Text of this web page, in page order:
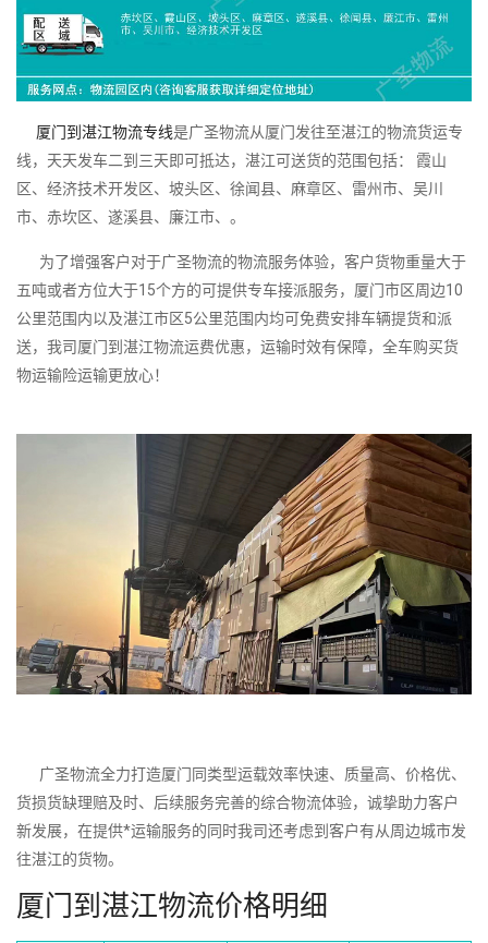
厦门到湛江物流专线是广圣物流从厦门发往至湛江的物流货运专
线，天天发车二到三天即可抵达，湛江可送货的范围包括： 霞山
区、经济技术开发区、坡头区、徐闻县、麻章区、雷州市、吴川
市、赤坎区、遂溪县、廉江市、。
为了增强客户对于广圣物流的物流服务体验，客户货物重量大于
五吨或者方位大于15个方的可提供专车接派服务，厦门市区周边10
公里范围内以及湛江市区5公里范围内均可免费安排车辆提货和派
送，我司厦门到湛江物流运费优惠，运输时效有保障，全车购买货
物运输险运输更放心！
广圣物流全力打造厦门同类型运载效率快速、质量高、价格优、
货损货缺理赔及时、后续服务完善的综合物流体验，诚挚助力客户
新发展，在提供*运输服务的同时我司还考虑到客户有从周边城市发
往湛江的货物。
厦门到湛江物流价格明细